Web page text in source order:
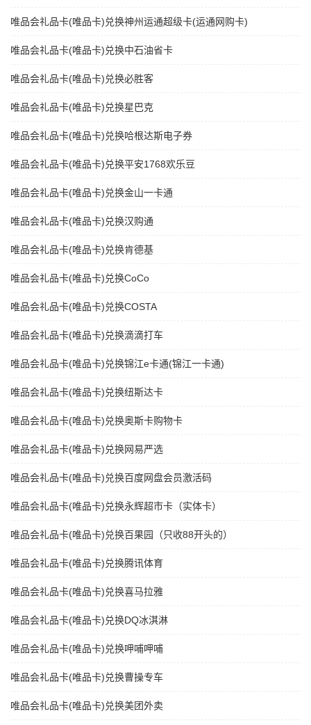
唯品会礼品卡(唯品卡)兑换神州运通超级卡(运通网购卡)
唯品会礼品卡(唯品卡)兑换中石油省卡
唯品会礼品卡(唯品卡)兑换必胜客
唯品会礼品卡(唯品卡)兑换星巴克
唯品会礼品卡(唯品卡)兑换哈根达斯电子券
唯品会礼品卡(唯品卡)兑换平安1768欢乐豆
唯品会礼品卡(唯品卡)兑换金山一卡通
唯品会礼品卡(唯品卡)兑换汉购通
唯品会礼品卡(唯品卡)兑换肯德基
唯品会礼品卡(唯品卡)兑换CoCo
唯品会礼品卡(唯品卡)兑换COSTA
唯品会礼品卡(唯品卡)兑换滴滴打车
唯品会礼品卡(唯品卡)兑换锦江e卡通(锦江一卡通)
唯品会礼品卡(唯品卡)兑换纽斯达卡
唯品会礼品卡(唯品卡)兑换奥斯卡购物卡
唯品会礼品卡(唯品卡)兑换网易严选
唯品会礼品卡(唯品卡)兑换百度网盘会员激活码
唯品会礼品卡(唯品卡)兑换永辉超市卡（实体卡）
唯品会礼品卡(唯品卡)兑换百果园（只收88开头的）
唯品会礼品卡(唯品卡)兑换腾讯体育
唯品会礼品卡(唯品卡)兑换喜马拉雅
唯品会礼品卡(唯品卡)兑换DQ冰淇淋
唯品会礼品卡(唯品卡)兑换呷哺呷哺
唯品会礼品卡(唯品卡)兑换曹操专车
唯品会礼品卡(唯品卡)兑换美团外卖